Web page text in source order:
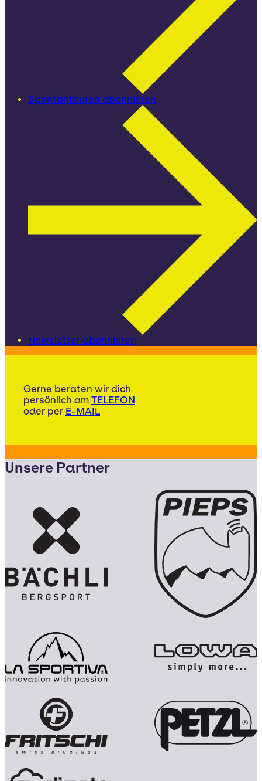
Spontantouren abonnieren
Newsletter abonnieren
Gerne beraten wir dich
persönlich am TELEFON
oder per E-MAIL
Unsere Partner